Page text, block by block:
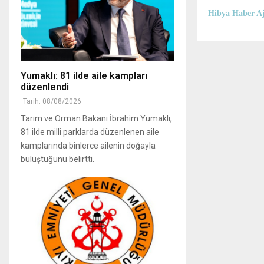
Hibya Haber
Yumaklı: 81 ilde aile kampları
düzenlendi
Tarih: 08/08/2026
Tarım ve Orman Bakanı İbrahim Yumaklı,
81 ilde milli parklarda düzenlenen aile
kamplarında binlerce ailenin doğayla
buluştuğunu belirtti.